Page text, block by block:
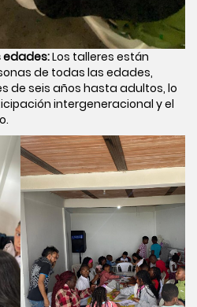
edades:Los talleres están
de todas las edades,
de seis años hasta adultos, lo
intergeneracional y el